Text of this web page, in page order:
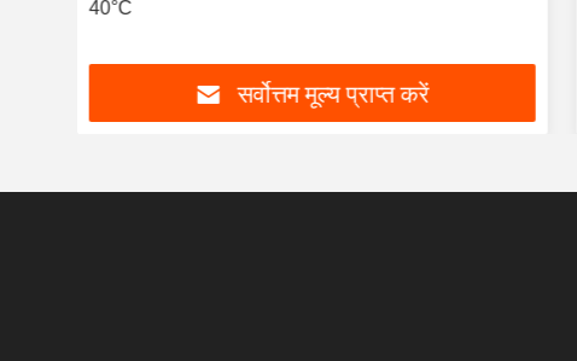
40°C
सर्वोत्तम मूल्य प्राप्त करें